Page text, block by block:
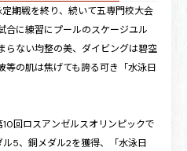
期戦を終り、続いて五専門校大会
合に練習にプールのスケージユル
らない均整の美、ダイビングは碧空
等の肌は焦げても誇る可き「水泳日
回ロスアンゼルスオリンピックで
5、銅メダル2を獲得、「水泳日